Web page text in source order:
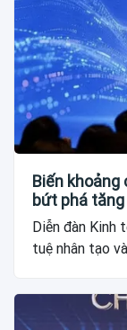
Biến
bứt phá
Diễn đàn Kinh
tuệ nhân tạo